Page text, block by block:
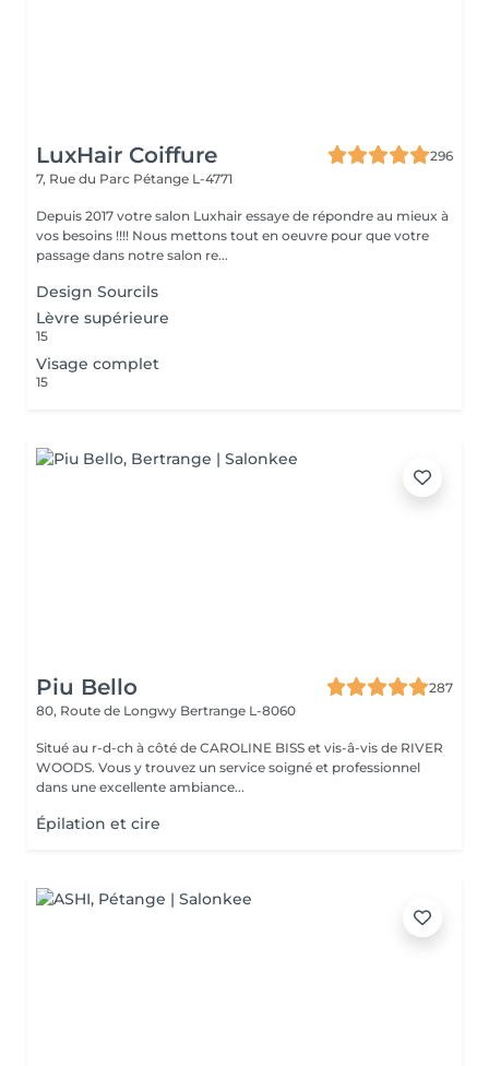
LuxHair Coiffure
296
7, Rue du Parc Pétange L-4771
Depuis 2017 votre salon Luxhair essaye de répondre au mieux à
vos besoins !!!! Nous mettons tout en oeuvre pour que votre
passage dans notre salon re...
Design Sourcils
Lèvre supérieure
15
Visage complet
15
Piu Bello
287
80, Route de Longwy Bertrange L-8060
Situé au r-d-ch à côté de CAROLINE BISS et vis-â-vis de RIVER
WOODS. Vous y trouvez un service soigné et professionnel
dans une excellente ambiance...
Épilation et cire